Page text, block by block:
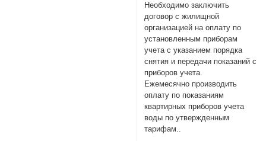
Необходимо заключить
договор с жилищной
организацией на оплату по
установленным приборам
учета с указанием порядка
снятия и передачи показаний с
приборов учета.
Ежемесячно производить
оплату по показаниям
квартирных приборов учета
воды по утвержденным
тарифам..